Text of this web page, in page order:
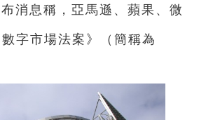
消息稱，亞馬遜、蘋果、微
字市場法案》（簡稱為